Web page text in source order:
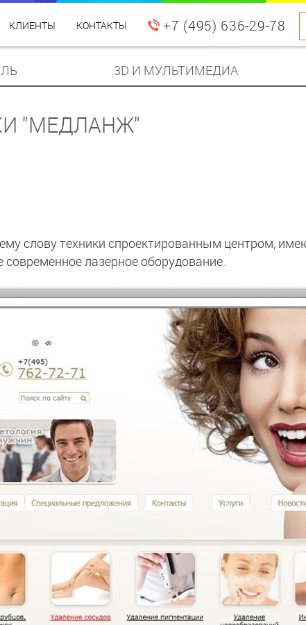
КЛИЕНТЫ КОНТАКТЫ +7 (495) 636-29-78
3D И МУЛЬТИМЕДИА
"МЕДЛАНЖ"
слову техники спроектированным центром,
лазерное оборудование.